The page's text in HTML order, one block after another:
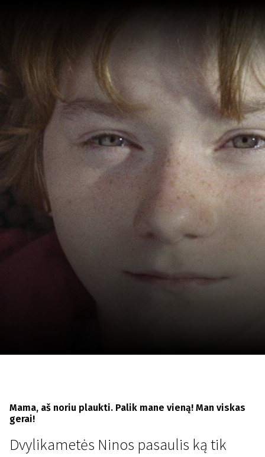
Mama, aš noriu plaukti. Palik mane vieną! Man viskas
gerai!
Dvylikametės Ninos pasaulis ką tik